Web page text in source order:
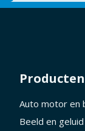
Producten
Auto motor en
Beeld en geluid